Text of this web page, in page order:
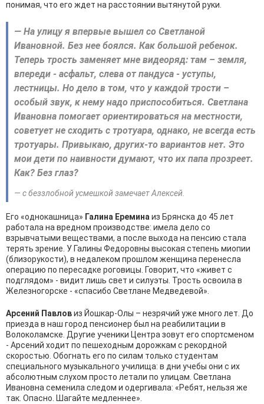
понимая, что его ждет на расстоянии вытянутой руки.
— На улицу я впервые вышел со Светланой
Ивановной. Без нее боялся. Как большой ребенок.
Теперь трость заменяет мне видеоряд: там – земля,
впереди - асфальт, слева от пандуса - уступы,
лестницы. Но дело в том, что у каждой трости –
особый звук, к нему надо приспособиться. Светлана
Ивановна помогает ориентироваться на местности,
советует не сходить с тротуара, однако, не всегда есть
тротуары. Привыкаю, других-то вариантов нет. Это
мои дети по наивности думают, что их папа прозреет.
Как? Без глаз?
— с беззлобной усмешкой замечает Алексей.
Его «однокашница» Галина Еремина из Брянска до 45 лет
работала на вредном производстве: имела дело со
взрывчатыми веществами, а после выхода на пенсию стала
терять зрение. У Галины Федоровны высокая степень миопии
(близорукости), в недалеком прошлом женщина перенесла
операцию по пересадке роговицы. Говорит, что «живет с
подглядом» - видит лишь свет и силуэты. Трость освоила в
Железногорске - «спасибо Светлане Медведевой».
Арсений Павловиз Йошкар-Олы – незрячий уже много лет. До
приезда в наш город пенсионер был на реабилитации в
Волоколамске. Другие ученики Центра зовут его спортсменом
- Арсений ходит по пешеходным дорожкам с рекордной
скоростью. Обогнать его по силам только студентам
специального музыкального училища: в дни учебы они с их
абсолютным слухом просто летали по улицам. Светлана
Ивановна семенила следом и одергивала: «Ребят, нельзя же
так. Опасно. Шагайте медленнее».